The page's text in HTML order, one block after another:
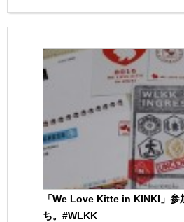
「We Love Kitte in KINKI」参
ち。#WLKK